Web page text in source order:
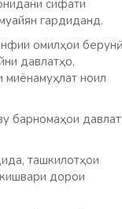
сифати
гардиданд.
омилҳои берунӣ,
давлатҳо,
миёнамуҳлат ноил
барномаҳои давлатӣ
ташкилотҳои
дорои